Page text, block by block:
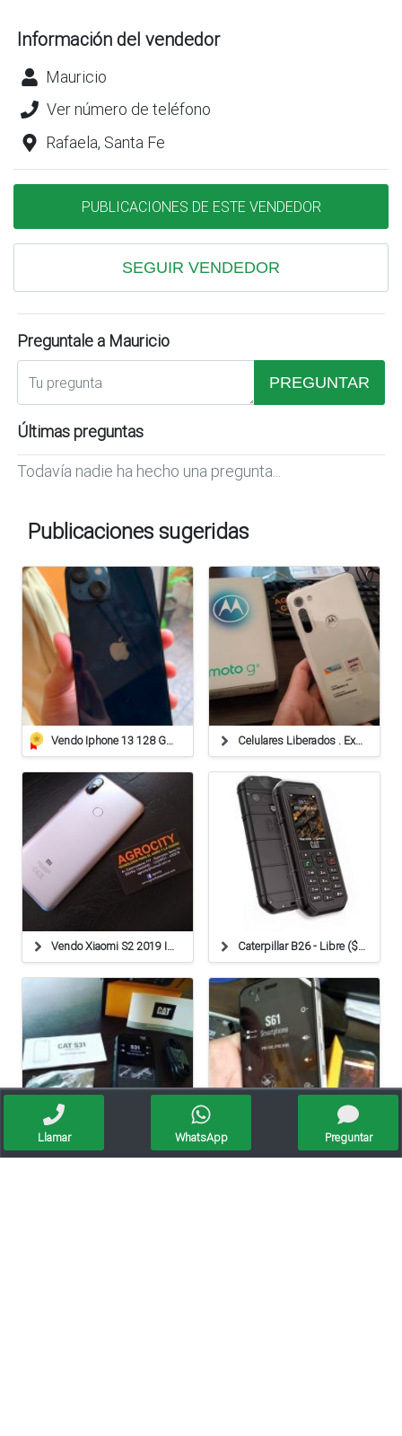
Información del vendedor
Mauricio
Ver número de teléfono
Rafaela, Santa Fe
PUBLICACIONES DE ESTE VENDEDOR
SEGUIR VENDEDOR
Preguntale a Mauricio
PREGUNTAR
Últimas preguntas
Todavía nadie ha hecho una pregunta...
Publicaciones sugeridas
Vendo Iphone 13 128 Gb 85% Bateria, Impecable!! Celulares Liberados . Excelentes Precios Similares A Bs
Vendo Xiaomi S2 2019 Impecable Liberado Caterpillar B26 - Libre ($ Consultar) Más Allá De La R
Cat S31 Listo Para Cliente De Rafaela Teléfono Ideal Pa Caterpillar Liberados Nuevos Garantía Escrita
Llamar WhatsApp Preguntar